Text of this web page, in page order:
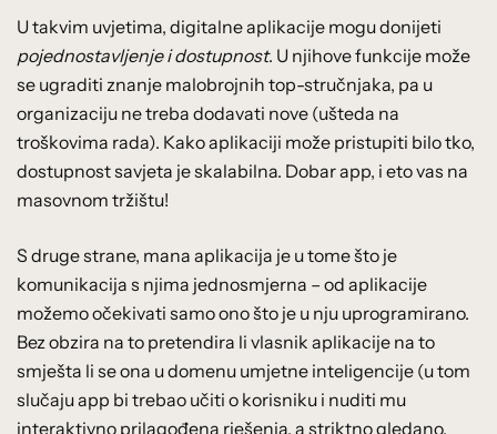
U takvim uvjetima, digitalne aplikacije mogu donijeti
pojednostavljenje i dostupnost. U njihove funkcije može
se ugraditi znanje malobrojnih top-stručnjaka, pa u
organizaciju ne treba dodavati nove (ušteda na
troškovima rada). Kako aplikaciji može pristupiti bilo tko,
dostupnost savjeta je skalabilna. Dobar app, i eto vas na
masovnom tržištu!
S druge strane, mana aplikacija je u tome što je
komunikacija s njima jednosmjerna – od aplikacije
možemo očekivati samo ono što je u nju uprogramirano.
Bez obzira na to pretendira li vlasnik aplikacije na to
smješta li se ona u domenu umjetne inteligencije (u tom
slučaju app bi trebao učiti o korisniku i nuditi mu
interaktivno prilagođena rješenja, a striktno gledano,